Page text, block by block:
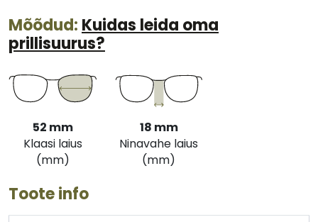
Mõõdud: Kuidas leida oma
prillisuurus?
52 mm
Klaasi laius
(mm)
18 mm
Ninavahe laius
(mm)
Toote info